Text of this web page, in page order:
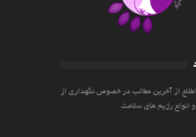
از آخرین مطالب در خصوص نگهداری از
انواع رژیم های سلامت